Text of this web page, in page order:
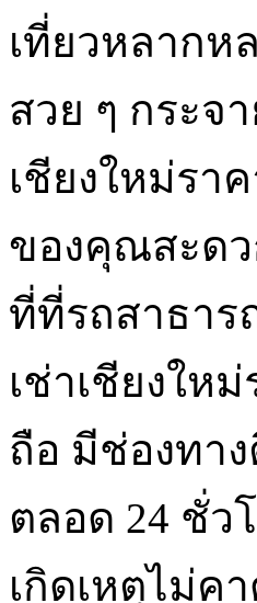
เที่ยวหลากห
สวย ๆ กระจ
เชียงใหม่รา
ของคุณสะดว
ที่ที่รถสาธาร
เช่าเชียงให
ถือ มีช่องทา
ตลอด 24 ชั่ว
เกิดเหตุไม่ค